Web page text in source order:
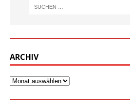
ARCHIV